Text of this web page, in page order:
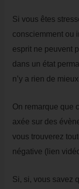
Si vous êtes
consciemment ou
esprit ne peuvent
dans un état
n’y a rien de
On remarque que
axée sur des
vous trouverez
négative (lien
Si, si, vous savez